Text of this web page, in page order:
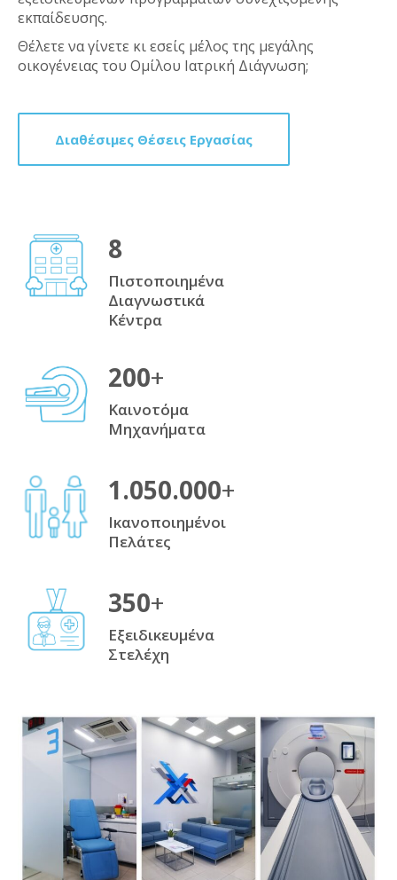
εκπαίδευσης.
Θέλετε να γίνετε κι εσείς μέλος της μεγάλης
οικογένειας του Ομίλου Ιατρική Διάγνωση;
Διαθέσιμες Θέσεις Εργασίας
8
Πιστοποιημένα
Διαγνωστικά
Κέντρα
200+
Καινοτόμα
Μηχανήματα
1.050.000+
Ικανοποιημένοι
Πελάτες
350+
Εξειδικευμένα
Στελέχη